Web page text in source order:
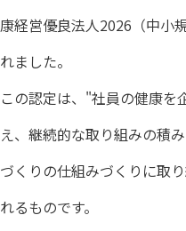
康経営優良法人2026（中小
れました。
この認定は、"社員の健康を
え、継続的な取り組みの積
づくりの仕組みづくりに取
れるものです。